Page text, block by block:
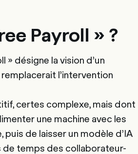
Payroll » ?
» désigne la vision d’un
l’intervention
certes complexe, mais dont
une machine avec les
de laisser un modèle d’IA
de temps des collaborateur-